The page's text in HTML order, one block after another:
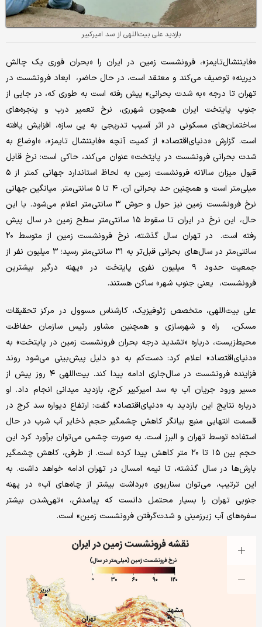
بازدید علی بیت‌اللهی از سد امیرکبیر
«فایننشال‌‌تایمز»، فرونشست زمین در ایران را «بحران فوری یک چالش
دیرینه» توصیف می‌کند و معتقد است، در حال حاضر، ‌‌ ابعاد فرونشست در
تهران تا درجه «به شدت بحرانی» پیش‌‌ رفته است به ‌طوری که، در جایی از
جنوب پایتخت ایران همچون شهرری، نرخ تعمیر درب و پنجره‌‌های
ساختمان‌‌های مسکونی در اثر آسیب تدریجی به پی سازه، افزایش یافته
است. گزارش «دنیای‌اقتصاد» از کمیت آنچه «فایننشال تایمز»، «اوضاع به
شدت بحرانی فرونشست در پایتخت» عنوان می‌کند، حاکی است: نرخ قابل
قبول میزان سالانه فرونشست زمین به لحاظ استاندارد جهانی کمتر از ۵
میلی‌متر است و همچنین حد بحرانی آن، ۴ تا ۵ سانتی‌متر. میانگین جهانی
نرخ فرونشست زمین نیز حول و حوش ۳ سانتی‌متر اعلام می‌شود. با این
حال، این نرخ در ایران تا سقوط ۱۵ سانتی‌متر سطح زمین در سال پیش
رفته است. در تهران سال گذشته، نرخ فرونشست زمین از متوسط ۲۰
سانتی‌متر در سال‌های بحرانی قبل‌‌تر به ۳۱ سانتی‌متر رسید؛ ۳ میلیون نفر از
جمعیت حدود ۹ میلیون‌‌ نفری پایتخت در «پهنه درگیر بیشترین
فرونشست، ‌‌ یعنی جنوب شهر» ساکن هستند.
علی‌‌ بیت‌‌اللهی، متخصص ژئوفیزیک، کارشناس مسوول در مرکز تحقیقات
مسکن، ‌‌ راه و شهرسازی و همچنین مشاور رئیس سازمان حفاظت
محیط‌زیست، درباره «تشدید درجه بحران فرونشست زمین در پایتخت» به
«دنیای‌اقتصاد» اعلام کرد: دست‌‌کم به دو دلیل پیش‌بینی می‌شود روند
فزاینده فرونشست در سال‌جاری ادامه پیدا کند. بیت‌‌اللهی ۴ روز پیش از
مسیر ورود جریان آب به سد امیرکبیر کرج، بازدید میدانی انجام داد. او
درباره نتایج این بازدید به «دنیای‌اقتصاد» گفت: ارتفاع دیواره سد کرج در
قسمت انتهایی منبع بیانگر کاهش چشمگیر حجم ذخایر آب شرب در حال
استفاده توسط تهران و البرز است. به صورت چشمی می‌توان برآورد کرد این
حجم بین ۱۵ تا ۲۰ متر کاهش پیدا کرده است. از طرفی، کاهش چشمگیر
بارش‌‌ها در سال گذشته، تا نیمه امسال در تهران ادامه خواهد داشت. به
این ترتیب، می‌توان سناریوی «برداشت بیشتر از چاه‌‌های آب» در پهنه
جنوبی تهران را بسیار محتمل دانست که پیامدش، «تهی‌‌شدن بیشتر
سفره‌‌های آب زیرزمینی و شدت‌‌گرفتن فرونشست زمین» است.